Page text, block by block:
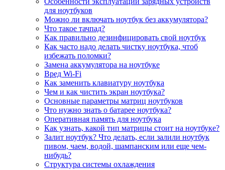
для ноутбуков
Можно ли включать ноутбук без аккумулятора?
Что такое тачпад?
Как правильно дезинфицировать свой ноутбук
Как часто надо делать чистку ноутбука, чтоб
избежать поломки?
Замена аккумулятора на ноутбуке
Вред Wi-Fi
Как заменить клавиатуру ноутбука
Чем и как чистить экран ноутбука?
Основные параметры матриц ноутбуков
Что нужно знать о батарее ноутбука?
Оперативная память для ноутбука
Как узнать, какой тип матрицы стоит на ноутбуке?
Залит ноутбук? Что делать, если залили ноутбук
пивом, чаем, водой, шампанским или еще чем-
нибудь?
Структура системы охлаждения